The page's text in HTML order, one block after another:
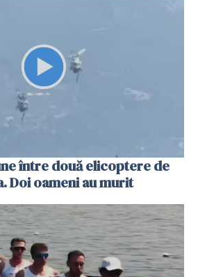
între două elicoptere de
Doi oameni au murit